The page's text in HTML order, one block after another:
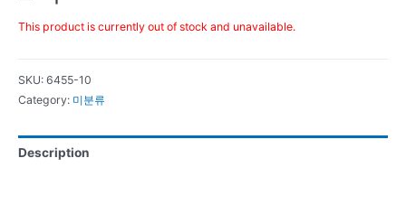
This product is currently out of stock and unavailable.
SKU: 6455-10
Category: 미분류
Description